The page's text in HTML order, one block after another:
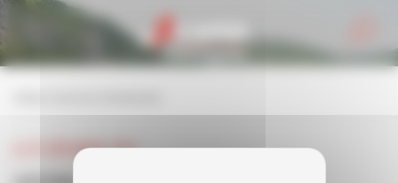
LE 07 DÉCEMBRE 2023
Personnaliser la gestion des cookies